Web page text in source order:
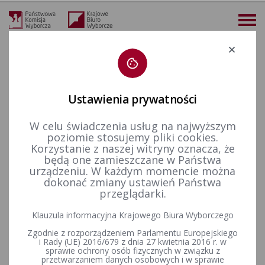
Deklaracja dostępności
więcej
Wybory i referenda Wybory do Sejmu i do Senatu Wybory uzupełniające do Senatu RP
Kadencja 2001-2005
Okręg nr 3 - Obwieszczenie Państwowej Komisji Wyborczej z dnia 29 marca 2004 r. o wynikach wyborów uzupełniających do Senatu Rzeczypospolitej Polskiej przeprowadzonych w dniu 28 marca 2004 r.
Okręg nr 3 - Obwieszczenie
Państwowej Komisji Wyborczej
z dnia 29 marca 2004 r. o
wynikach wyborów
Ustawienia prywatności
W celu świadczenia usług na najwyższym
poziomie stosujemy pliki cookies.
Korzystanie z naszej witryny oznacza, że
będą one zamieszczane w Państwa
urządzeniu. W każdym momencie można
dokonać zmiany ustawień Państwa
przeglądarki.
Klauzula informacyjna Krajowego Biura Wyborczego
Zgodnie z rozporządzeniem Parlamentu Europejskiego
i Rady (UE) 2016/679 z dnia 27 kwietnia 2016 r. w
sprawie ochrony osób fizycznych w związku z
przetwarzaniem danych osobowych i w sprawie